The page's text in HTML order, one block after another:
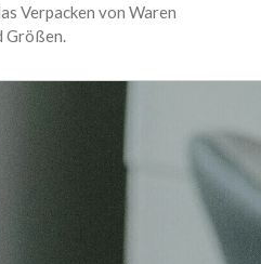
Verpacken von Waren
Größen.